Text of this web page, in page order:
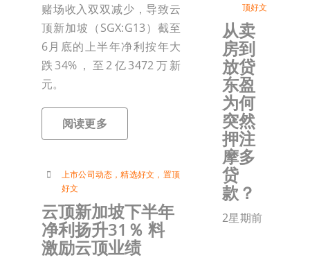
赌场收入双双减少，导致云
顶新加坡（SGX:G13）截至
6月底的上半年净利按年大
跌34%，至2亿3472万新
元。
阅读更多
上市公司动态 ，精选好文 ， 置顶
好文
云顶新加坡下半年
净利扬升31％ 料
激励云顶业绩
顶好文
从卖
房到
放贷
东盈
为何
突然
押注
摩多
贷
款？
2星期前